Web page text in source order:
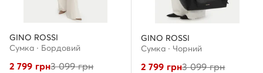
GINO ROSSI
Сумка · Бордовий
2 799 грн3 099грн
GINO ROSSI
Сумка · Чорний
2 799 грн3 099грн